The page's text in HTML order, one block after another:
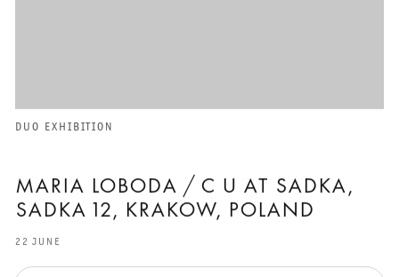
MARIA LOBODA / C U AT SADKA,
SADKA 12, KRAKOW, POLAND
DUO EXHIBITION
22 JUNE